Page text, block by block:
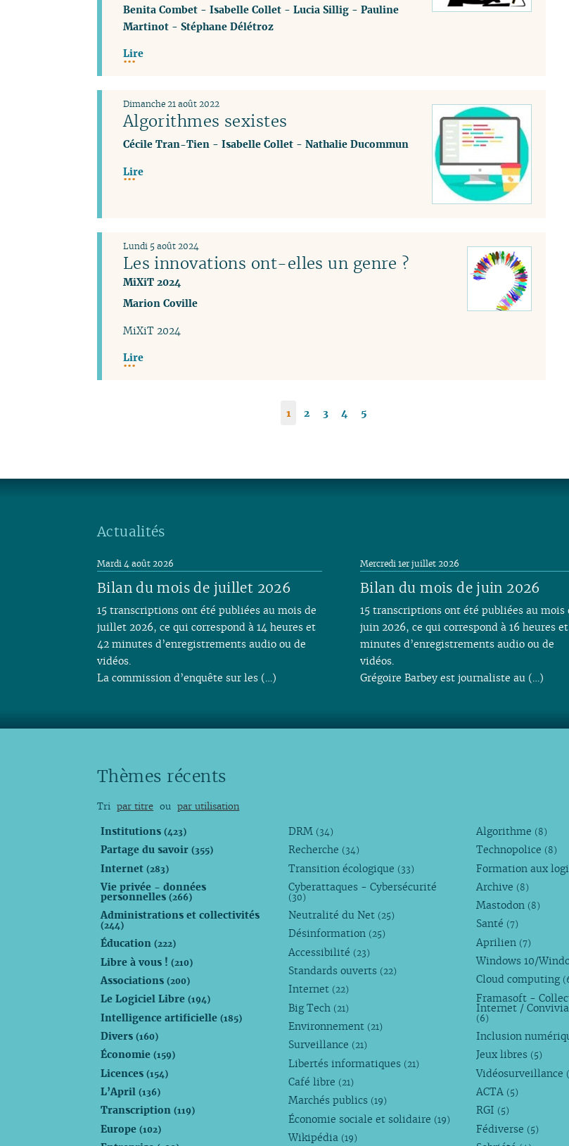
Benita Combet- Isabelle Collet- Lucia Sillig- Pauline
Martinot- Stéphane Délétroz
Lire
Algorithmes sexistes
Dimanche 21 août 2022
Cécile Tran-Tien- Isabelle Collet- Nathalie Ducommun
Lire
Les innovations ont-elles un genre ?
MiXiT 2024
Lundi 5 août 2024
Marion Coville
MiXiT 2024
Lire
1 2 3 4 5
Actualités
Bilan du mois de juillet 2026
Mardi 4 août 2026
15 transcriptions ont été publiées au mois de
juillet 2026, ce qui correspond à 14 heures et
42 minutes d’enregistrements audio ou de
vidéos.
La commission d’enquête sur les (…)
Bilan du mois de juin 2026
Mercredi 1er juillet 2026
15 transcriptions ont été publiées au mois
juin 2026, ce qui correspond à 16 heures
minutes d’enregistrements audio ou de
vidéos.
Grégoire Barbey est journaliste au (…)
Thèmes récents
Tri par titre ou par utilisation
Institutions(423)
Partage du savoir(355)
Internet(283)
Vie privée - données
personnelles(266)
Administrations et collectivités
(244)
Éducation(222)
Libre à vous !(210)
Associations(200)
Le Logiciel Libre(194)
Intelligence artificielle(185)
Divers(160)
Économie(159)
Licences(154)
L’April(136)
Transcription(119)
Europe(102)
DRM (34)
Recherche (34)
Transition écologique (33)
Cyberattaques - Cybersécurité
(30)
Neutralité du Net (25)
Désinformation (25)
Accessibilité (23)
Standards ouverts (22)
Internet (22)
Big Tech (21)
Environnement (21)
Surveillance (21)
Libertés informatiques (21)
Café libre (21)
Marchés publics (19)
Économie sociale et solidaire (19)
Wikipédia (19)
Algorithme (8)
Technopolice (8)
Formation aux
Archive (8)
Mastodon (8)
Santé (7)
Aprilien (7)
Windows 10/
Cloud computing
Framasoft -
Internet /
(6)
Inclusion
Jeux libres (5)
Vidéosurveillance
ACTA (5)
RGI (5)
Fédiverse (5)